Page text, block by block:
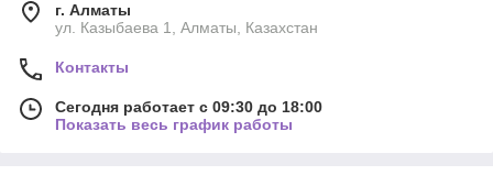
г. Алматы
ул. Казыбаева 1, Алматы, Казахстан
Контакты
Сегодня работает с 09:30 до 18:00
Показать весь график работы